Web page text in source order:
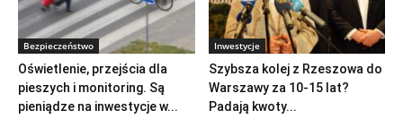
Bezpieczeństwo
Oświetlenie, przejścia dla
pieszych i monitoring. Są
pieniądze na inwestycje w...
Inwestycje
Szybsza kolej z Rzeszowa do
Warszawy za 10-15 lat?
Padają kwoty...